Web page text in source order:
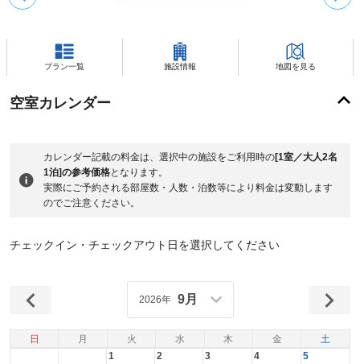
プラン一覧 施設情報 地図を見る
空室カレンダー
カレンダー記載の料金は、選択中の施設をご利用時の[1室／大人2名
1泊]の参考価格となります。
実際にご予約される部屋数・人数・泊数等により料金は変動します
のでご注意ください。
チェックイン・チェックアウト日を選択してください
日 月 火 水 木 金 土
2026年 9月
1 2 3 4 5